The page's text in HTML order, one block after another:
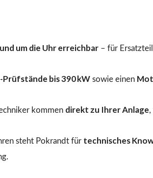
um die Uhr erreichbar– für
bis 390 kWsowie einen
kommen direkt zu Ihrer Anlage
steht Pokrandt für technisches